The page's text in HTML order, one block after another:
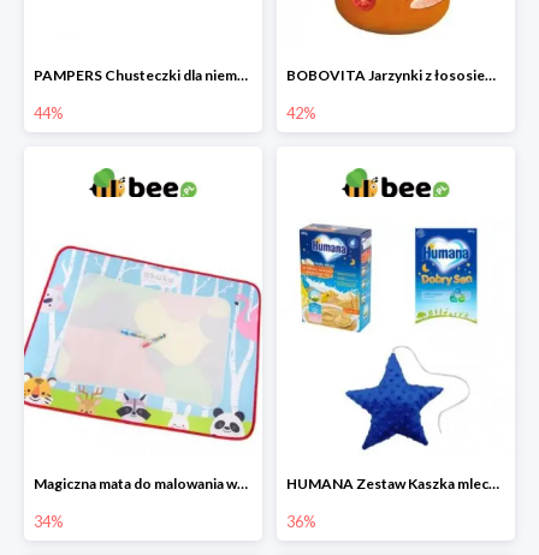
PAMPERS Chusteczki dla niemowląt Sensitive
44%
BOBOVITA Jarzynki z łososiem w pomidorach
42%
Magiczna mata do malowania wodą
34%
HUMANA Zestaw Kaszka mleczna + Mleko następne po 6. miesiącu + poduszka Gratis
36%